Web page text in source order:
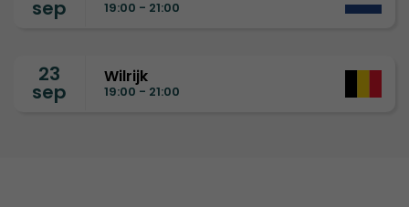
sep 19:00 - 21:00
23
sep
Wilrijk
19:00 - 21:00